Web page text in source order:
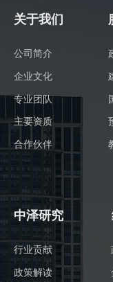
关于我们
公司简介
企业文化
专业团队
主要资质
合作伙伴
中泽研究
行业贡献
政策解读